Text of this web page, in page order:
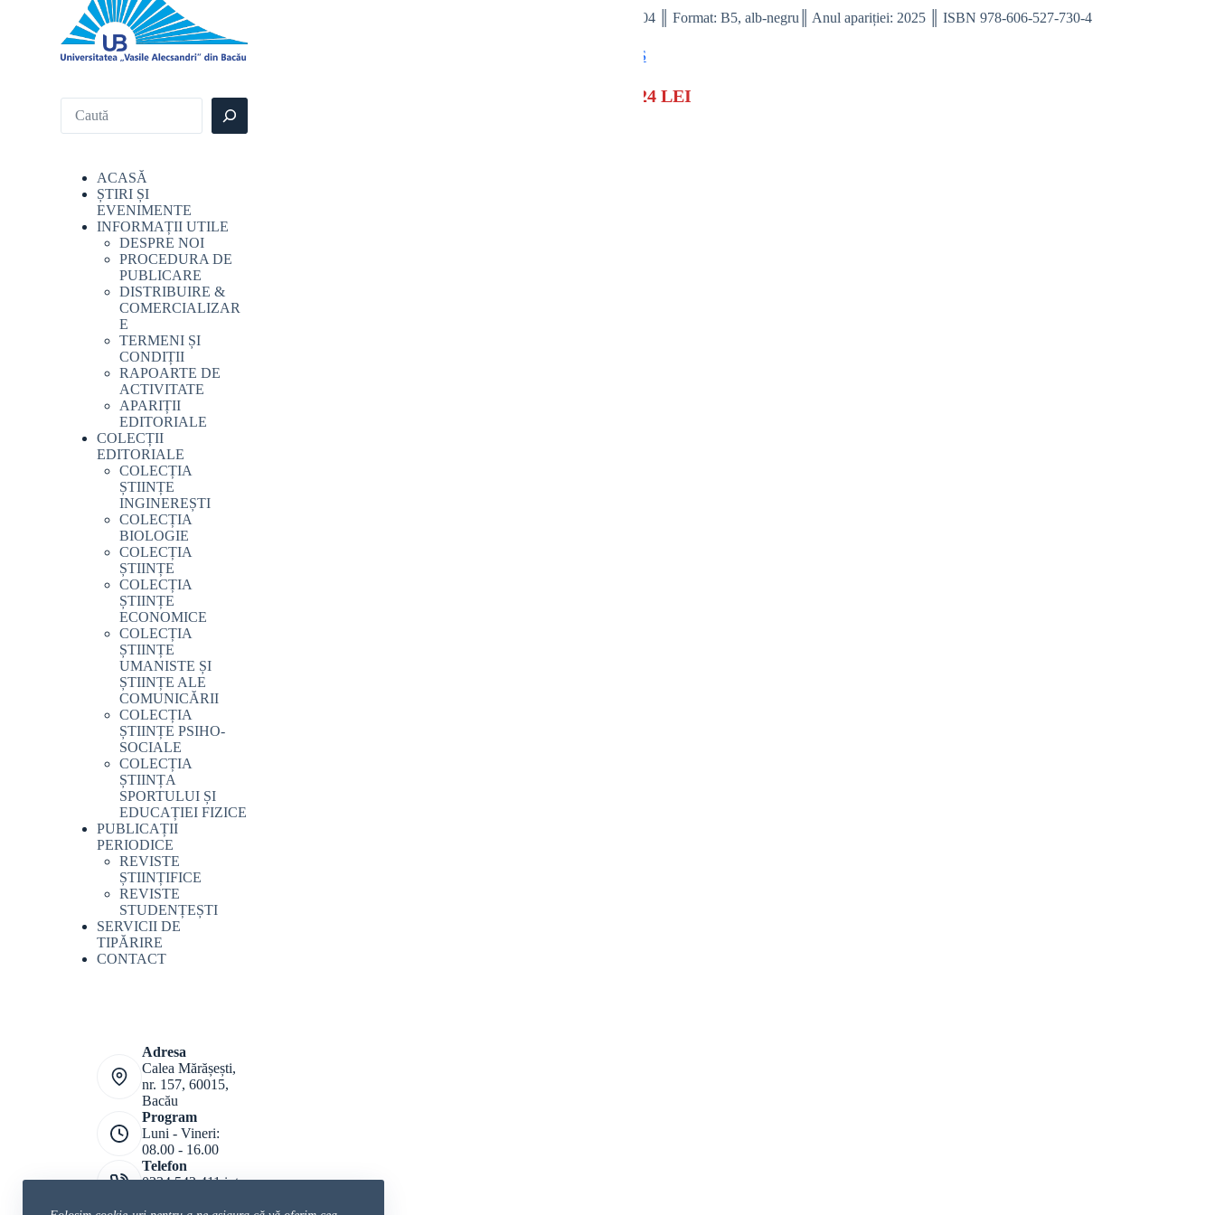
Nr. pag.: 104 ║ Format: B5, alb-negru║ Anul apariției: 2025 ║ ISBN 978-606-527-730-4
CUPRINS
PREȚ: 24 LEI
ACASĂ
ȘTIRI ȘI
EVENIMENTE
INFORMAȚII UTILE
DESPRE NOI
PROCEDURA DE
PUBLICARE
DISTRIBUIRE &
COMERCIALIZAR
E
TERMENI ȘI
CONDIȚII
RAPOARTE DE
ACTIVITATE
APARIȚII
EDITORIALE
COLECȚII
EDITORIALE
COLECȚIA
ȘTIINȚE
INGINEREȘTI
COLECȚIA
BIOLOGIE
COLECȚIA
ȘTIINȚE
COLECȚIA
ȘTIINȚE
ECONOMICE
COLECȚIA
ȘTIINȚE
UMANISTE ȘI
ȘTIINȚE ALE
COMUNICĂRII
COLECȚIA
ȘTIINȚE PSIHO-
SOCIALE
COLECȚIA
ȘTIINȚA
SPORTULUI ȘI
EDUCAȚIEI FIZICE
PUBLICAȚII
PERIODICE
REVISTE
ȘTIINȚIFICE
REVISTE
STUDENȚEȘTI
SERVICII DE
TIPĂRIRE
CONTACT
Adresa
Calea Mărășești,
nr. 157, 60015,
Bacău
Program
Luni - Vineri:
08.00 - 16.00
Telefon
0234 542 411 int.